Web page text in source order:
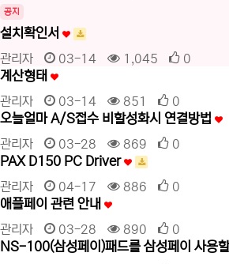
공지
설치확인서
관리자 03-14 1,045 0
계산형태
관리자 03-14 851 0
오늘얼마 A/S접수 비할성화시 연결방법
관리자 03-28 869 0
PAX D150 PC Driver
관리자 04-17 886 0
애플페이 관련 안내
관리자 03-28 890 0
NS-100(삼성페이)패드를 삼성페이 사용